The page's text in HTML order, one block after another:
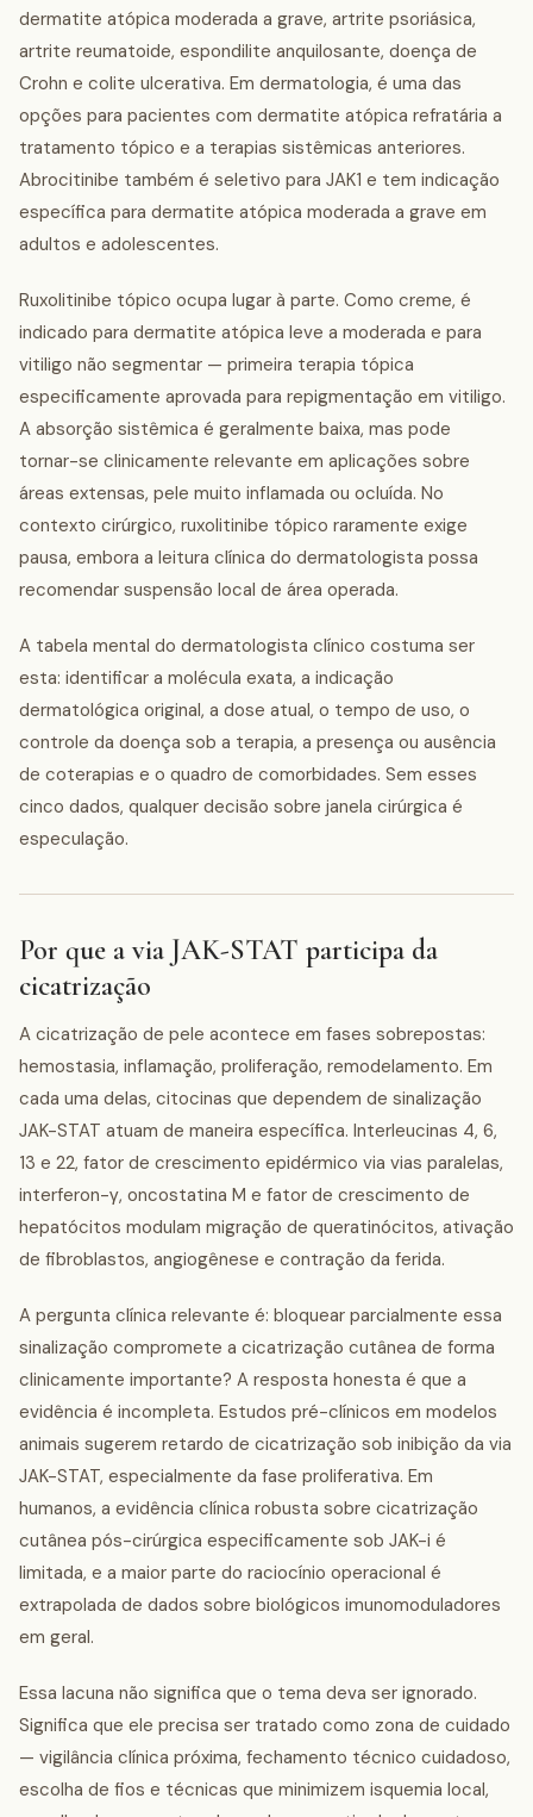
dermatite atópica moderada a grave, artrite psoriásica,
artrite reumatoide, espondilite anquilosante, doença de
Crohn e colite ulcerativa. Em dermatologia, é uma das
opções para pacientes com dermatite atópica refratária a
tratamento tópico e a terapias sistêmicas anteriores.
Abrocitinibe também é seletivo para JAK1 e tem indicação
específica para dermatite atópica moderada a grave em
adultos e adolescentes.
Ruxolitinibe tópico ocupa lugar à parte. Como creme, é
indicado para dermatite atópica leve a moderada e para
vitiligo não segmentar — primeira terapia tópica
especificamente aprovada para repigmentação em vitiligo.
A absorção sistêmica é geralmente baixa, mas pode
tornar-se clinicamente relevante em aplicações sobre
áreas extensas, pele muito inflamada ou ocluída. No
contexto cirúrgico, ruxolitinibe tópico raramente exige
pausa, embora a leitura clínica do dermatologista possa
recomendar suspensão local de área operada.
A tabela mental do dermatologista clínico costuma ser
esta: identificar a molécula exata, a indicação
dermatológica original, a dose atual, o tempo de uso, o
controle da doença sob a terapia, a presença ou ausência
de coterapias e o quadro de comorbidades. Sem esses
cinco dados, qualquer decisão sobre janela cirúrgica é
especulação.
Por que a via JAK-STAT participa da
cicatrização
A cicatrização de pele acontece em fases sobrepostas:
hemostasia, inflamação, proliferação, remodelamento. Em
cada uma delas, citocinas que dependem de sinalização
JAK-STAT atuam de maneira específica. Interleucinas 4, 6,
13 e 22, fator de crescimento epidérmico via vias paralelas,
interferon-γ, oncostatina M e fator de crescimento de
hepatócitos modulam migração de queratinócitos, ativação
de fibroblastos, angiogênese e contração da ferida.
A pergunta clínica relevante é: bloquear parcialmente essa
sinalização compromete a cicatrização cutânea de forma
clinicamente importante? A resposta honesta é que a
evidência é incompleta. Estudos pré-clínicos em modelos
animais sugerem retardo de cicatrização sob inibição da via
JAK-STAT, especialmente da fase proliferativa. Em
humanos, a evidência clínica robusta sobre cicatrização
cutânea pós-cirúrgica especificamente sob JAK-i é
limitada, e a maior parte do raciocínio operacional é
extrapolada de dados sobre biológicos imunomoduladores
em geral.
Essa lacuna não significa que o tema deva ser ignorado.
Significa que ele precisa ser tratado como zona de cuidado
— vigilância clínica próxima, fechamento técnico cuidadoso,
escolha de fios e técnicas que minimizem isquemia local,